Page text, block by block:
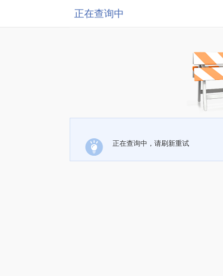
正在查询中
正在查询中，请刷新重试